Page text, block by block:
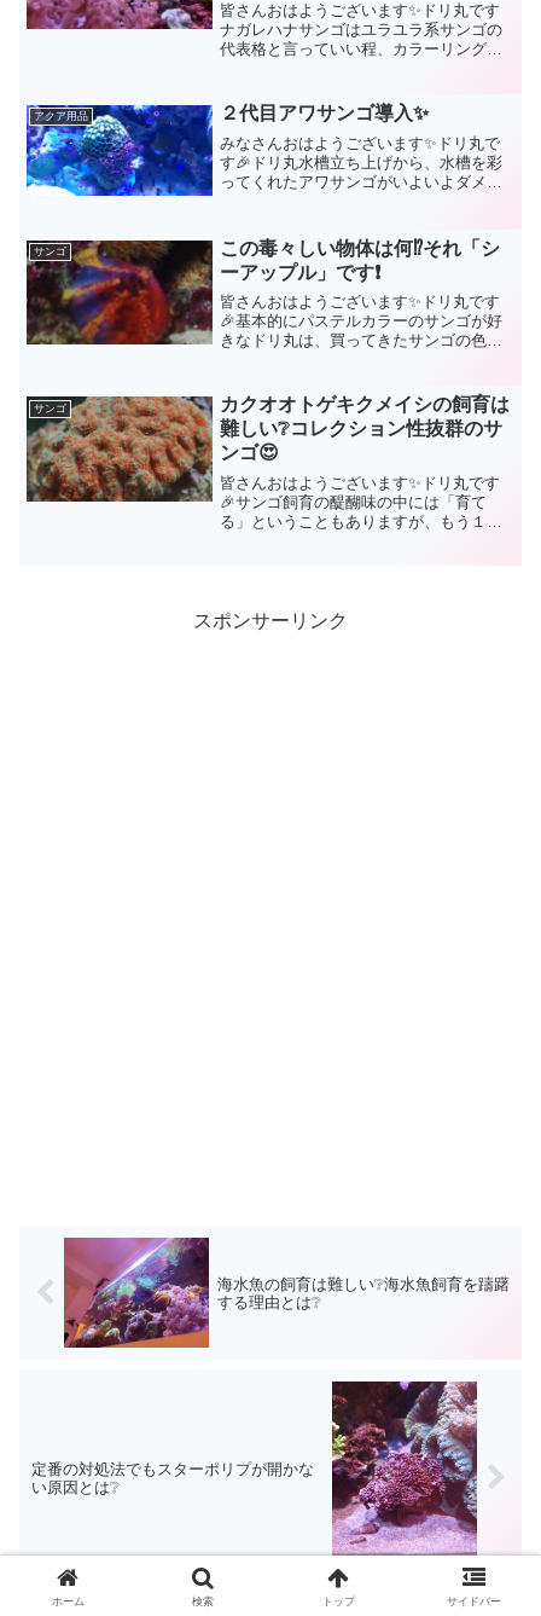
皆さんおはようございます✨ドリ丸です
ナガレハナサンゴはユラユラ系サンゴの
代表格と言っていい程、カラーリングも
必要がありますが、一旦水槽の水質に馴
染んでくれさえすれば非常...
アクア用品 ２代目アワサンゴ導入✨
みなさんおはようございます✨ドリ丸で
す🎉ドリ丸水槽立ち上げから、水槽を彩
ってくれたアワサンゴがいよいよダメに
様な状態に😭そこで、以前はロングポリ
プのアワサンゴでしたが、...
サンゴ
この毒々しい物体は何⁉️それ「シ
ーアップル」です❗
皆さんおはようございます✨ドリ丸です
🎉基本的にパステルカラーのサンゴが好
きなドリ丸は、買ってきたサンゴの色揚
ショップで初めてその姿を目の当たりに
したドリ丸は、こ...
サンゴ
カクオオトゲキクメイシの飼育は
難しい❔コレクション性抜群のサ
ンゴ😍
皆さんおはようございます✨ドリ丸です
🎉サンゴ飼育の醍醐味の中には「育て
る」ということもありますが、もう１つ
スポンサーリンク
海水魚の飼育は難しい❔海水魚飼育を躊躇
する理由とは❔
定番の対処法でもスターポリプが開かな
い原因とは❔
ホーム 検索 トップ サイドバー